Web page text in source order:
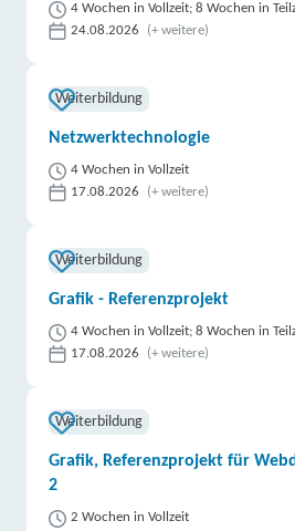
4 Wochen in Vollzeit; 8 Wochen in
24.08.2026
(+ weitere)
Weiterbildung
Netzwerktechnologie
4 Wochen in Vollzeit
17.08.2026
(+ weitere)
Weiterbildung
Grafik - Referenzprojekt
4 Wochen in Vollzeit; 8 Wochen in
17.08.2026
(+ weitere)
Weiterbildung
Grafik, Referenzprojekt für
2
2 Wochen in Vollzeit